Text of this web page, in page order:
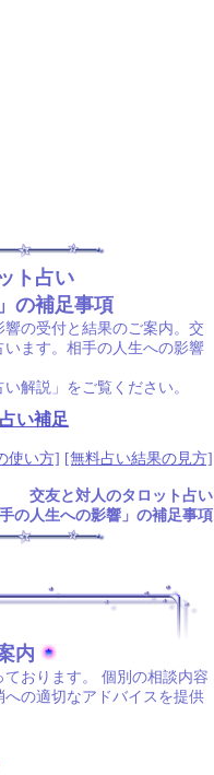
ト占い
の補足事項
の受付と結果のご案内。交
ます。相手の人生への影響
解説」をご覧ください。
い補足
使い方] [無料占い結果の見方]
交友と対人のタロット占い
手の人生への影響」の補足事項
内
おります。 個別の相談内容
の適切なアドバイスを提供